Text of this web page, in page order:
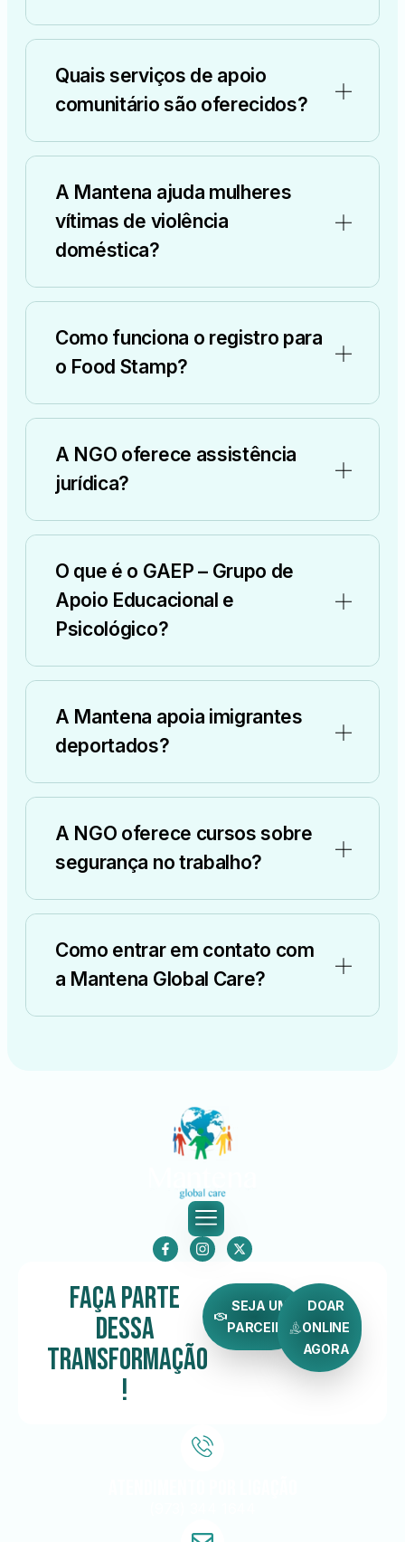
Quais serviços de apoio
comunitário são oferecidos?
A Mantena ajuda mulheres
vítimas de violência
doméstica?
Como funciona o registro para
o Food Stamp?
A NGO oferece assistência
jurídica?
O que é o GAEP – Grupo de
Apoio Educacional e
Psicológico?
A Mantena apoia imigrantes
deportados?
A NGO oferece cursos sobre
segurança no trabalho?
Como entrar em contato com
a Mantena Global Care?
Faça Parte
dessa
Transformação
!
SEJA UM
PARCEIRO
DOAR
ONLINE
AGORA